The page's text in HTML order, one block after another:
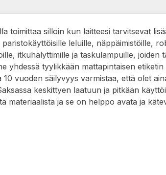
toimittaa silloin kun laitteesi tarvitsevat
leluille, näppäimistöille,
itkuhälyttimille ja taskulampuille, joiden
yhdessä tyylikkään mattapintaisen etiketin
vuoden säilyvyys varmistaa, että olet
keskittyen laatuun ja pitkään
materiaalista ja se on helppo avata ja